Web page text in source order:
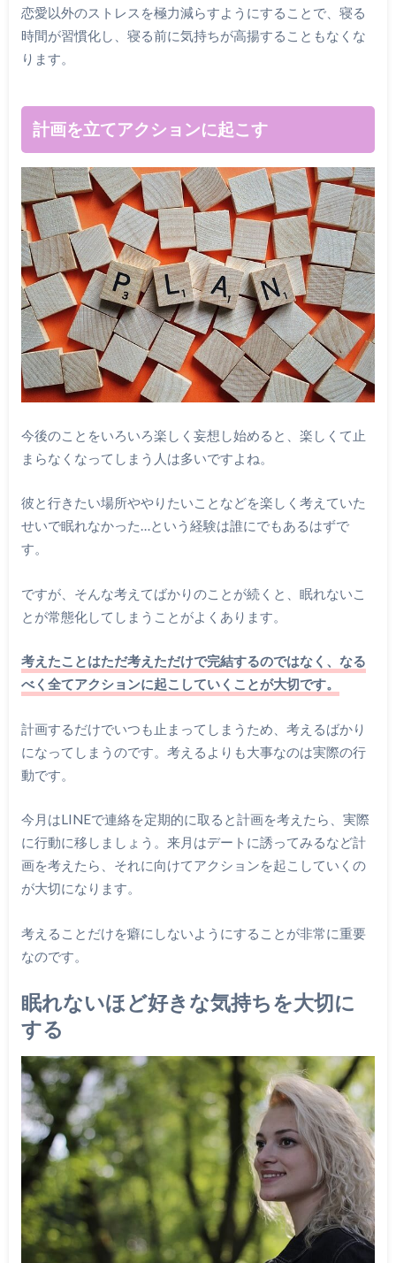
恋愛以外のストレスを極力減らすようにすることで、寝る
時間が習慣化し、寝る前に気持ちが高揚することもなくな
ります。
計画を立てアクションに起こす
今後のことをいろいろ楽しく妄想し始めると、楽しくて止
まらなくなってしまう人は多いですよね。
彼と行きたい場所ややりたいことなどを楽しく考えていた
せいで眠れなかった…という経験は誰にでもあるはずで
す。
ですが、そんな考えてばかりのことが続くと、眠れないこ
とが常態化してしまうことがよくあります。
考えたことはただ考えただけで完結するのではなく、なる
べく全てアクションに起こしていくことが大切です。
計画するだけでいつも止まってしまうため、考えるばかり
になってしまうのです。考えるよりも大事なのは実際の行
動です。
今月はLINEで連絡を定期的に取ると計画を考えたら、実際
に行動に移しましょう。来月はデートに誘ってみるなど計
画を考えたら、それに向けてアクションを起こしていくの
が大切になります。
考えることだけを癖にしないようにすることが非常に重要
なのです。
眠れないほど好きな気持ちを大切に
する